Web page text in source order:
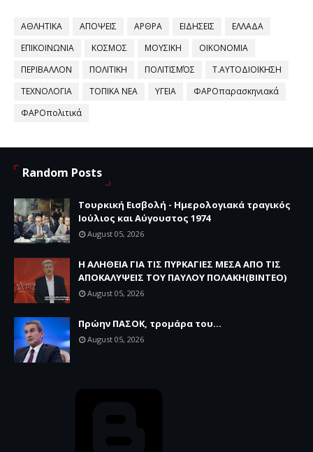
ΑΘΛΗΤΙΚΑ ΑΠΟΨΕΙΣ ΑΡΘΡΑ ΕΙΔΗΣΕΙΣ
ΕΛΛΑΔΑ
ΕΠΙΚΟΙΝΩΝΙΑ
ΚΟΣΜΟΣ ΜΟΥΣΙΚΗ
ΟΙΚΟΝΟΜΙΑ
ΠΕΡΙΒΑΛΛΟΝ
ΠΟΛΙΤΙΚΗ ΠΟΛΙΤΙΣΜΌΣ
Τ.ΑΥΤΟΔΙΟΙΚΗΣΗ
ΤΕΧΝΟΛΟΓΙΑ
ΤΟΠΙΚΑ ΝΕΑ ΥΓΕΙΑ
ΦΑΡΟπαρασκηνιακά
ΦΑΡΟπολιτικά
Random Posts
Τουρκική Εισβολή - Ημερολογιακά τραγικός
Ιούλιος και Αύγουστος 1974
August 05, 2026
Η ΑΛΗΘΕΙΑ ΓΙΑ ΤΙΣ ΠΥΡΚΑΓΙΕΣ ΜΕΣΑ ΑΠΟ ΤΙΣ
ΑΠΟΚΑΛΥΨΕΙΣ ΤΟΥ ΠΑΥΛΟΥ ΠΟΛΑΚΗ(ΒΙΝΤΕΟ)
August 05, 2026
Πρώην ΠΑΣΟΚ, τρομάρα του...
August 05, 2026